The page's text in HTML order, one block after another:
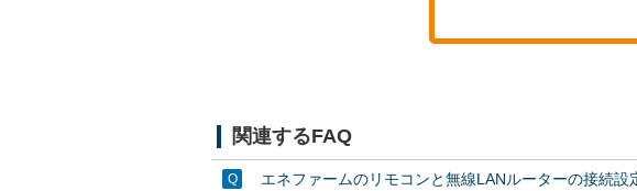
関連するFAQ
エネファームのリモコンと無線LANルーターの接続